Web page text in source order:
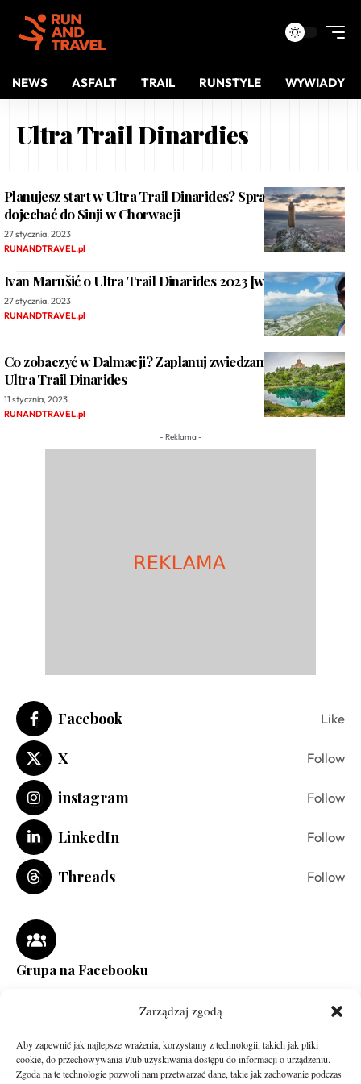
Zarządzaj zgodą
Aby zapewnić jak najlepsze wrażenia, korzystamy z technologii, takich jak pliki
cookie, do przechowywania i/lub uzyskiwania dostępu do informacji o urządzeniu.
Zgoda na te technologie pozwoli nam przetwarzać dane, takie jak zachowanie podczas
NEWS ASFALT TRAIL RUNSTYLE WYWIADY
Ultra Trail Dinardies
Planujesz start w Ultra Trail Dinarides? Sprawdź, jak
dojechać do Sinji w Chorwacji
27 stycznia, 2023
RUNANDTRAVEL.pl
Ivan Marušić o Ultra Trail Dinarides 2023 [wywiad]
27 stycznia, 2023
RUNANDTRAVEL.pl
Co zobaczyć w Dalmacji? Zaplanuj zwiedzanie po biegu
Ultra Trail Dinarides
11 stycznia, 2023
RUNANDTRAVEL.pl
- Reklama -
Facebook Like
X Follow
instagram Follow
LinkedIn Follow
Threads Follow
Grupa na Facebooku